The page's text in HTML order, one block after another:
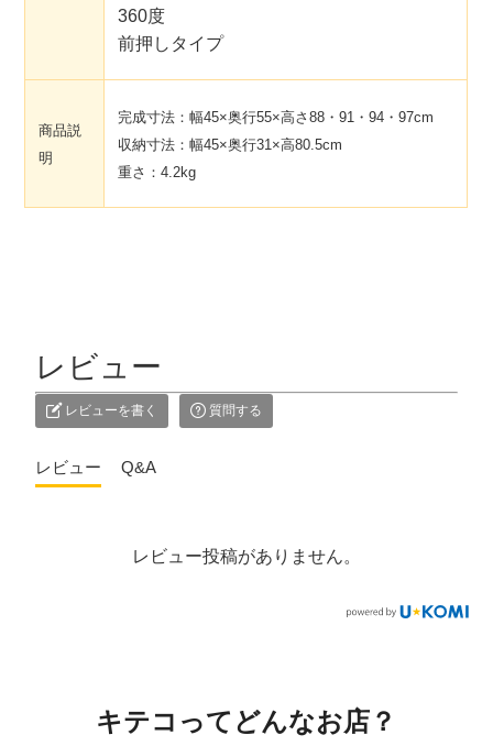
360度
前押しタイプ
商品説
明
完成寸法：幅45×奥行55×高さ88・91・94・97cm
収納寸法：幅45×奥行31×高80.5cm
重さ：4.2kg
レビュー
レビューを書く 質問する
レビュー Q&A
レビュー投稿がありません。
キテコってどんなお店？